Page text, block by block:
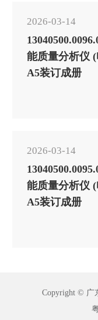
2026-03-14
能质量分析仪
A5装订成册
2026-03-14
能质量分析仪
A5装订成册
Copyright © 广